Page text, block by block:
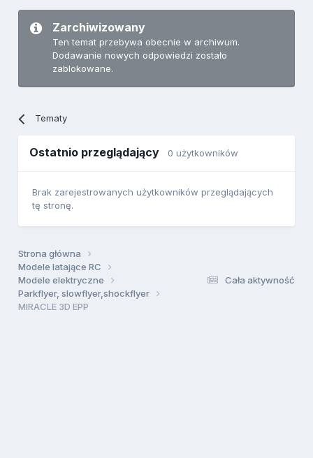
Zarchiwizowany
Ten temat przebywa obecnie w archiwum.
Dodawanie nowych odpowiedzi zostało
zablokowane.
Tematy
Ostatnio przeglądający 0 użytkowników
Brak zarejestrowanych użytkowników przeglądających
tę stronę.
Cała aktywność
Strona główna
Modele latające RC
Modele elektryczne
Parkflyer, slowflyer,shockflyer
MIRACLE 3D EPP